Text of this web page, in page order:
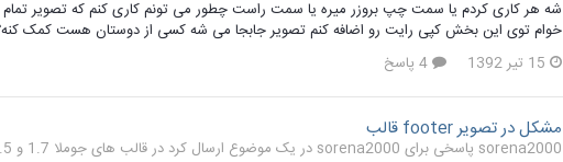
شه هر کاری کردم یا سمت چپ بروزر میره یا سمت راست چطور می تونم کاری کنم که تصویر
خوام توی این بخش کپی رایت رو اضافه کنم تصویر جابجا می شه کسی از دوستان هست کمک
15 تیر 1392
مشکل در تصویر footer قالب
sorena2000 پاسخی برای sorena2000 در یک موضوع ارسال کرد در
قالب های جوملا 1.7 و 2.5